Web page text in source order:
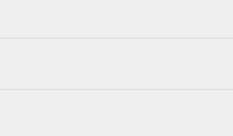
verzinkt (justier-, abschliess- und nivellierbar)